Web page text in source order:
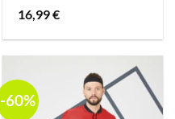
16,99€
-60%